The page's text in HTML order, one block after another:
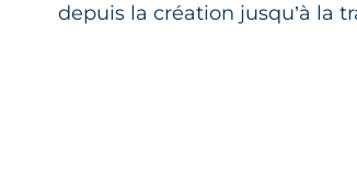
depuis la création jusqu’à la